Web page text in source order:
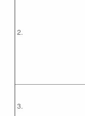
2.
3.